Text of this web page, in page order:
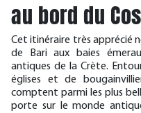
au bord du
Cet itinéraire très apprécié
de Bari aux baies
antiques de la Crète.
églises et de
comptent parmi les plus
porte sur le monde